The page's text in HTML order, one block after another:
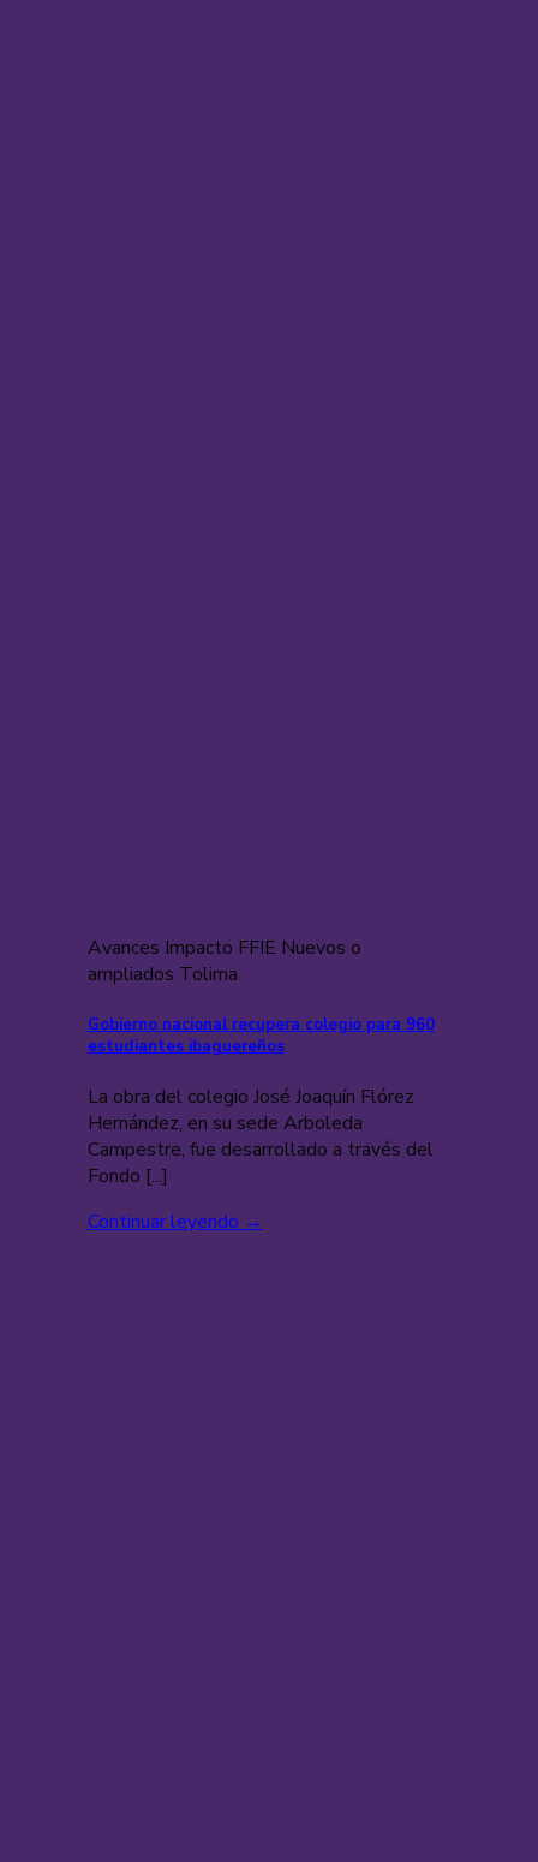
Avances Impacto FFIE Nuevos o
ampliados Tolima
Gobierno nacional recupera colegio para 960
estudiantes ibaguereños
La obra del colegio José Joaquín Flórez
Hernández, en su sede Arboleda
Campestre, fue desarrollado a través del
Fondo [...]
Continuar leyendo →